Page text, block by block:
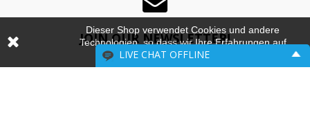
Dieser Shop verwendet Cookies und andere
Technologien, so dass wir Ihre Erfahrungen auf
unseren Seiten verbessern können.
LIVE CHAT OFFLINE
JOIN OUR NEWSLETTER!